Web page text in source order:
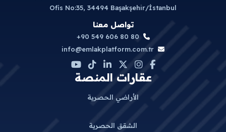
Ofis No:35, 34494 Başakşehir/İstanbul
تواصل معنا
+90 549 606 80 80
info@emlakplatform.com.tr
عقارات المنصة
الأراضي الحصرية
الشقق الحصرية